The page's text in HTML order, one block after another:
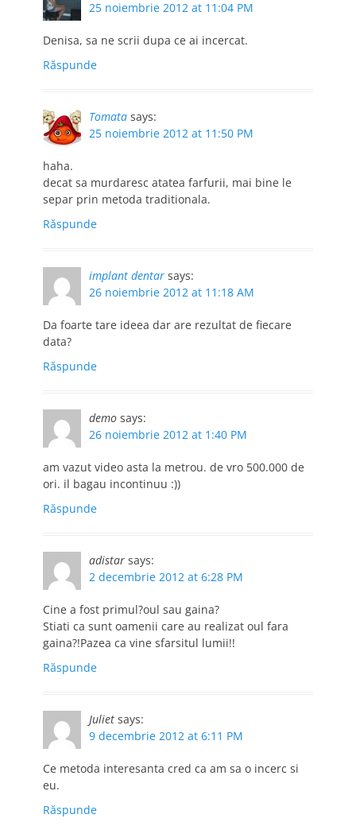
25 noiembrie 2012 at 11:04 PM
Denisa, sa ne scrii dupa ce ai incercat.
Răspunde
Tomata says:
25 noiembrie 2012 at 11:50 PM
haha.
decat sa murdaresc atatea farfurii, mai bine le
separ prin metoda traditionala.
Răspunde
implant dentar says:
26 noiembrie 2012 at 11:18 AM
Da foarte tare ideea dar are rezultat de fiecare
data?
Răspunde
demo says:
26 noiembrie 2012 at 1:40 PM
am vazut video asta la metrou. de vro 500.000 de
ori. il bagau incontinuu :))
Răspunde
adistar says:
2 decembrie 2012 at 6:28 PM
Cine a fost primul?oul sau gaina?
Stiati ca sunt oamenii care au realizat oul fara
gaina?!Pazea ca vine sfarsitul lumii!!
Răspunde
Juliet says:
9 decembrie 2012 at 6:11 PM
Ce metoda interesanta cred ca am sa o incerc si
eu.
Răspunde